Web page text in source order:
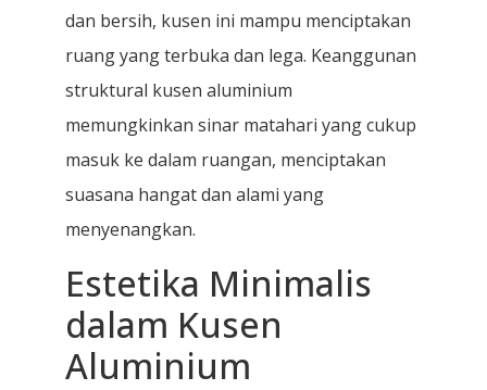
dan bersih, kusen ini mampu menciptakan
ruang yang terbuka dan lega. Keanggunan
struktural kusen aluminium
memungkinkan sinar matahari yang cukup
masuk ke dalam ruangan, menciptakan
suasana hangat dan alami yang
menyenangkan.
Estetika Minimalis
dalam Kusen
Aluminium